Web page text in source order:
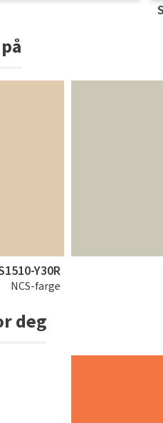
Y30R
NCS-farge
deg